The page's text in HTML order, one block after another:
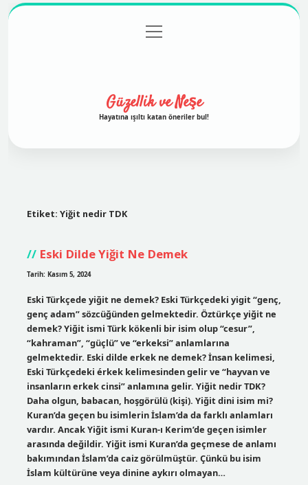
Gizlilik Politikası
menüyü
aç
Güzellik ve Neşe
Hayatına ışıltı katan öneriler bul!
Etiket: Yiğit nedir TDK
Eski Dilde Yiğit Ne Demek
Tarih: Kasım 5, 2024
Eski Türkçede yiğit ne demek? Eski Türkçedeki yigit “genç,
genç adam” sözcüğünden gelmektedir. Öztürkçe yiğit ne
demek? Yiğit ismi Türk kökenli bir isim olup “cesur”,
“kahraman”, “güçlü” ve “erkeksi” anlamlarına
gelmektedir. Eski dilde erkek ne demek? İnsan kelimesi,
Eski Türkçedeki érkek kelimesinden gelir ve “hayvan ve
insanların erkek cinsi” anlamına gelir. Yiğit nedir TDK?
Daha olgun, babacan, hoşgörülü (kişi). Yiğit dini isim mi?
Kuran’da geçen bu isimlerin İslam’da da farklı anlamları
vardır. Ancak Yiğit ismi Kuran-ı Kerim’de geçen isimler
arasında değildir. Yiğit ismi Kuran’da geçmese de anlamı
bakımından İslam’da caiz görülmüştür. Çünkü bu isim
İslam kültürüne veya dinine aykırı olmayan…